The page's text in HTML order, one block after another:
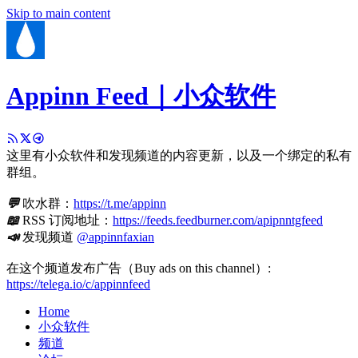
Skip to main content
Appinn Feed｜小众软件
这里有小众软件和发现频道的内容更新，以及一个绑定的私有
群组。
💬吹水群： https://t.me/appinn
📖RSS 订阅地址： https://feeds.feedburner.com/apipnntgfeed
📣发现频道 @appinnfaxian
在这个频道发布广告（Buy ads on this channel）:
https://telega.io/c/appinnfeed
Home
小众软件
频道